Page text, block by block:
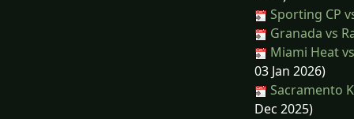
Sporting CP
Granada vs
Miami Heat
03 Jan 2026)
Sacramento
Dec 2025)